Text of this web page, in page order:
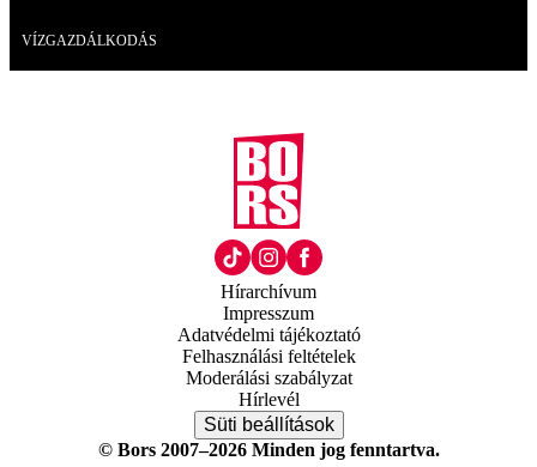
VÍZGAZDÁLKODÁS
Hírarchívum
Impresszum
Adatvédelmi tájékoztató
Felhasználási feltételek
Moderálási szabályzat
Hírlevél
Süti beállítások
© Bors 2007–2026 Minden jog fenntartva.